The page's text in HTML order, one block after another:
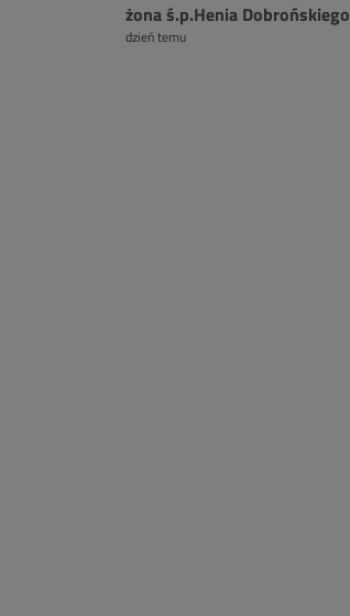
żona ś.p.Henia Dobrońskiego
dzień temu